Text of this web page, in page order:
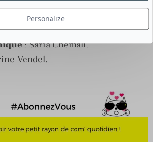
Cision, éclaireur de Marques.
: Thierry Amar.
: Saria Chémali.
Vendel.
Personalize